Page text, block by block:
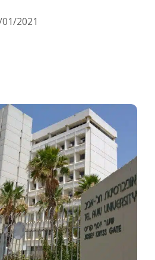
2021